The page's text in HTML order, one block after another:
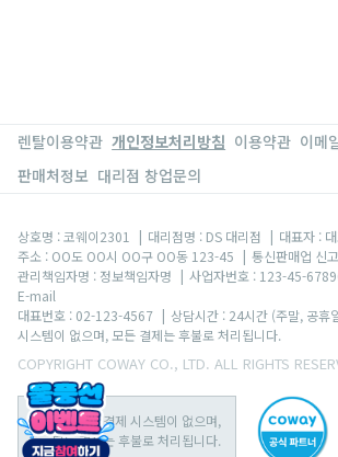
렌탈이용약관 개인정보처리방침 이용약관 이메
판매처정보 대리점 창업문의
상호명 : 코웨이2301 | 대리점명 : DS 대리점 | 대표자 :
주소 : OO도 OO시 OO구 OO동 123-45 | 통신판매업 신
관리책임자명 : 정보책임자명 | 사업자번호 : 123-45-
E-mail
대표번호 : 02-123-4567 | 상담시간 : 24시간 (주말, 공휴
시스템이 없으며, 모든 결제는 후불로 처리됩니다.
COPYRIGHT COWAY CO., LTD. ALL RIGHTS
본 쇼핑몰은 결제 시스템이 없으며,
모든 결제는 후불로 처리됩니다.